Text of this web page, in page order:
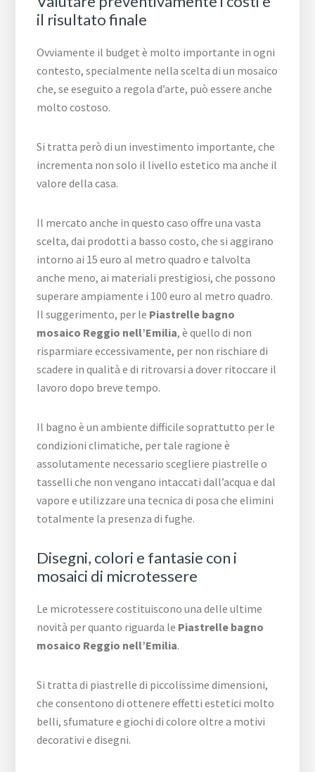
il risultato finale
Ovviamente il budget è molto importante in ogni
contesto, specialmente nella scelta di un mosaico
che, se eseguito a regola d’arte, può essere anche
molto costoso.
Si tratta però di un investimento importante, che
incrementa non solo il livello estetico ma anche il
valore della casa.
Il mercato anche in questo caso offre una vasta
scelta, dai prodotti a basso costo, che si aggirano
intorno ai 15 euro al metro quadro e talvolta
anche meno, ai materiali prestigiosi, che possono
superare ampiamente i 100 euro al metro quadro.
Il suggerimento, per le Piastrelle bagno
mosaico Reggio nell’Emilia, è quello di non
risparmiare eccessivamente, per non rischiare di
scadere in qualità e di ritrovarsi a dover ritoccare il
lavoro dopo breve tempo.
Il bagno è un ambiente difficile soprattutto per le
condizioni climatiche, per tale ragione è
assolutamente necessario scegliere piastrelle o
tasselli che non vengano intaccati dall’acqua e dal
vapore e utilizzare una tecnica di posa che elimini
totalmente la presenza di fughe.
Disegni, colori e fantasie con i
mosaici di microtessere
Le microtessere costituiscono una delle ultime
novità per quanto riguarda le Piastrelle bagno
mosaico Reggio nell’Emilia.
Si tratta di piastrelle di piccolissime dimensioni,
che consentono di ottenere effetti estetici molto
belli, sfumature e giochi di colore oltre a motivi
decorativi e disegni.